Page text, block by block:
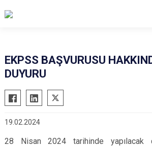
Aladağ
Ceyhan
İmamoğlu
Karaisalı
Yüreğir
EKPSS BAŞVURUSU
DUYURU
19.02.2024
28 Nisan 2024 tarihinde yapılacak